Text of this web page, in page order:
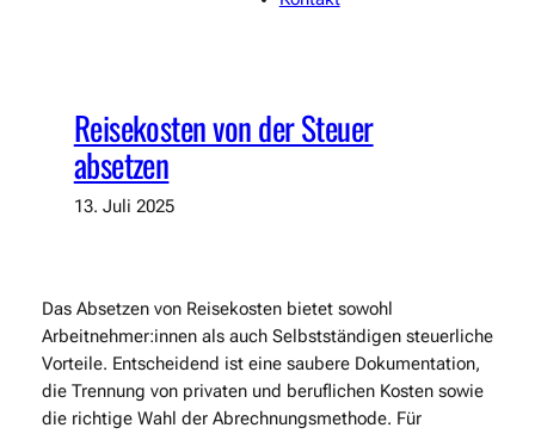
Reisekosten von der Steuer
absetzen
13. Juli 2025
Das Absetzen von Reisekosten bietet sowohl
Arbeitnehmer:innen als auch Selbstständigen steuerliche
Vorteile. Entscheidend ist eine saubere Dokumentation,
die Trennung von privaten und beruflichen Kosten sowie
die richtige Wahl der Abrechnungsmethode. Für